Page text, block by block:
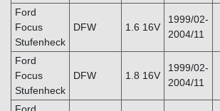
Ford
Focus
Stufenheck
DFW 1.6 16V
1999/02-
2004/11
Ford
Focus
Stufenheck
DFW 1.8 16V
1999/02-
2004/11
Ford